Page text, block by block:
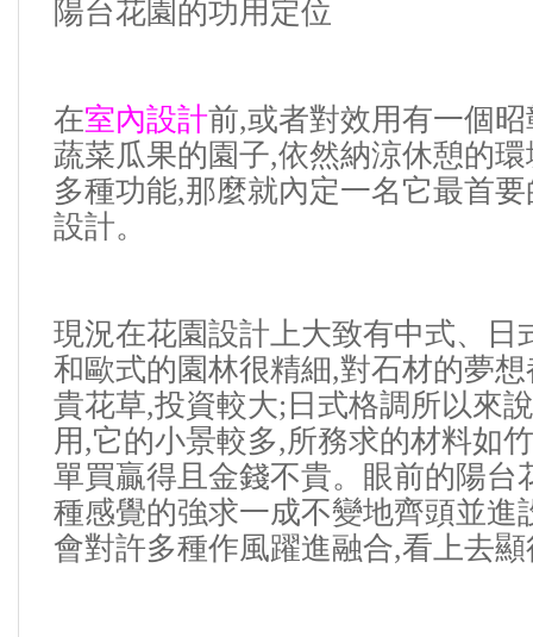
陽台花園的功用定位
在室內設計前,或者對效用有一個
蔬菜瓜果的園子,依然納涼休憩的環
多種功能,那麼就內定一名它最首
設計。
現況在花園設計上大致有中式、日
和歐式的園林很精細,對石材的夢
貴花草,投資較大; 日式格調所以來
用,它的小景較多,所務求的材料如
單買贏得且金錢不貴。
眼前的陽台
種感覺的強求一成不變地齊頭並進
會對許多種作風躍進融合,看上去